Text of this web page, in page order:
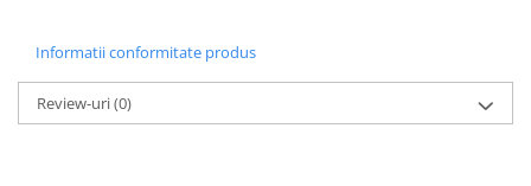
Informatii conformitate produs
Review-uri(0)